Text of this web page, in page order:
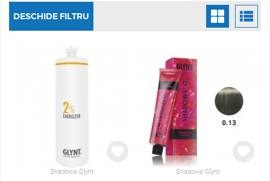
DESCHIDE FILTRU
Shadows Glynt
Shadows Glynt